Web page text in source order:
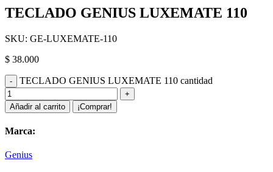
TECLADO GENIUS LUXEMATE 110
SKU: GE-LUXEMATE-110
$ 38.000
TECLADO GENIUS LUXEMATE 110 cantidad
Añadir al carrito ¡Comprar!
Marca:
Genius